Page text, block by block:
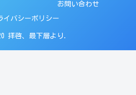
お問い合わせ
イバシーポリシー
拝啓、最下層より.